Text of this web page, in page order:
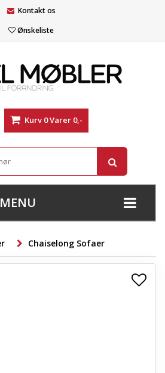
Kontakt os
Ønskeliste
Kurv 0Varer 0,-
MENU
+
+
Chaiselong Sofaer